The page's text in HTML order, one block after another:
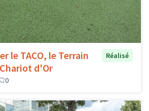
le TACO, le Terrain
d'Or
Réalisé
0